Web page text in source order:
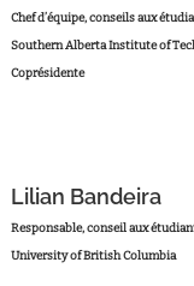
Chef d’équipe, conseils aux
Southern Alberta Institute of
Coprésidente
Lilian Bandeira
Responsable, conseil aux
University of British Columbia